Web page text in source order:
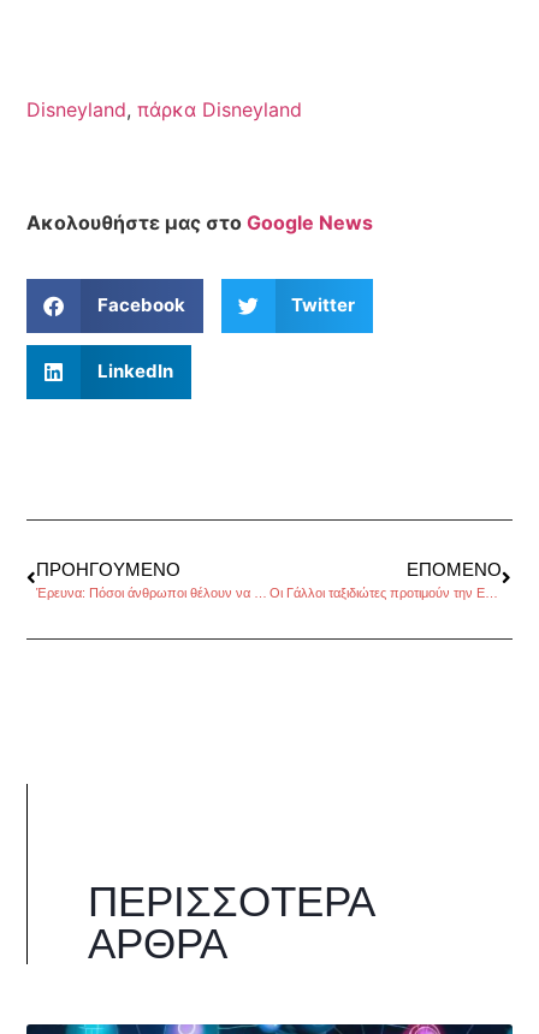
Disneyland,πάρκα Disneyland
Ακολουθήστε μας στοGoogle News
Facebook Twitter
LinkedIn
ΠΡΟΗΓΟΎΜΕΝΟ ΕΠΌΜΕΝΟ
Οι Γάλλοι ταξιδιώτες προτιμούν την Ελλάδα
ΠΕΡΙΣΣΌΤΕΡΑ
ΆΡΘΡΑ